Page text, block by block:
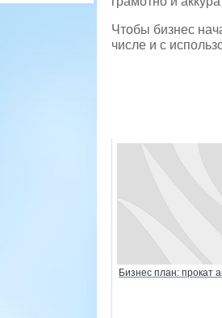
Чтобы бизнес
числе и с
Бизнес план: прокат